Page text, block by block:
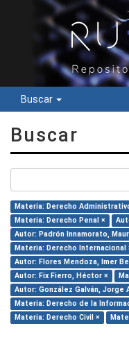
Buscar
Buscar
Materia: Derecho
Materia: Derecho Penal ×
Autor: Padrón Innamorato,
Materia: Derecho Internacional
Autor: Flores Mendoza, Imer
Autor: Fix Fierro, Héctor ×
Autor: González Galván, Jorge
Materia: Derecho de la
Materia: Derecho Civil ×